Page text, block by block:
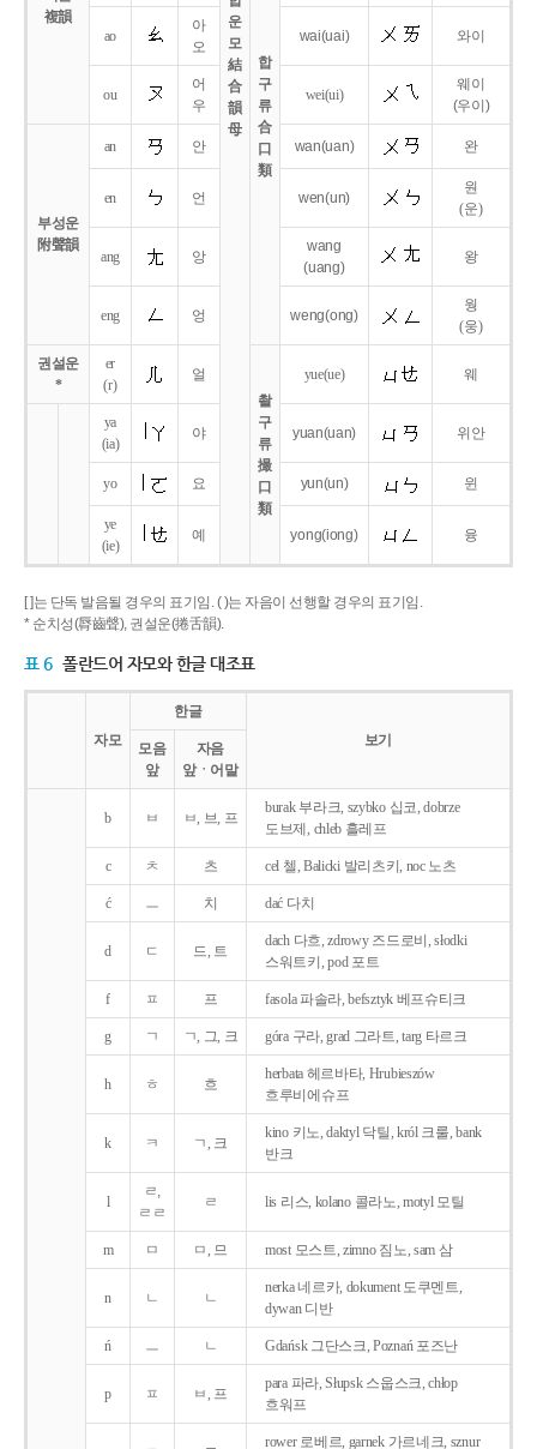
운
모
結
合
韻
母
複韻
합
구
류
合
口
類
ao
아
오
wai(uai) 와이
ou
어
우
wei(ui)
웨이
(우이)
부성운
附聲韻
an 안 wan(uan) 완
en 언 wen(un)
원
(운)
ang 앙
wang
(uang)
왕
eng 엉 weng(ong)
웡
(웅)
권설운
*
er
(r)
얼
촬
구
류
撮
口
類
yue(ue) 웨
ya
(ia)
야 yuan(uan) 위안
yo 요 yun(un) 윈
ye
(ie)
예 yong(iong) 융
[ ]는 단독 발음될 경우의 표기임. ( )는 자음이 선행할 경우의 표기임.
* 순치성(脣齒聲), 권설운(捲舌韻).
표 6 폴란드어 자모와 한글 대조표
자모
한글
보기
모음
앞
자음
앞ㆍ어말
b ㅂ ㅂ, 브, 프
burak 부라크, szybko 십코, dobrze
도브제, chleb 흘레프
c ㅊ 츠 cel 첼, Balicki 발리츠키, noc 노츠
ć ㅡ 치 dać 다치
d ㄷ 드, 트
dach 다흐, zdrowy 즈드로비, słodki
스워트키, pod 포트
f ㅍ 프 fasola 파솔라, befsztyk 베프슈티크
g ㄱ ㄱ, 그, 크 góra 구라, grad 그라트, targ 타르크
h ㅎ 흐
herbata 헤르바타, Hrubieszów
흐루비에슈프
k ㅋ ㄱ, 크
kino 키노, daktyl 닥틸, król 크룰, bank
반크
l
ㄹ,
ㄹㄹ
ㄹ lis 리스, kolano 콜라노, motyl 모틸
m ㅁ ㅁ, 므 most 모스트, zimno 짐노, sam 삼
n ㄴ ㄴ
nerka 네르카, dokument 도쿠멘트,
dywan 디반
ń ㅡ ㄴ Gdańsk 그단스크, Poznań 포즈난
p ㅍ ㅂ, 프
para 파라, Słupsk 스웁스크, chłop
흐워프
rower 로베르, garnek 가르네크, sznur